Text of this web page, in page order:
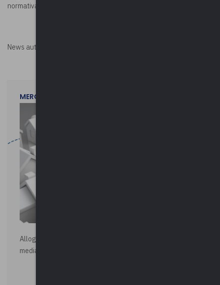
normativa vigente a livello nazionale o regionale.
News autorizzata da
MERCOLEDì 29 LUGLIO 2026
Alloggi di Edilizia Residenziale Pubblica - Vendita all'asta
mediante procedura asincrona telematica